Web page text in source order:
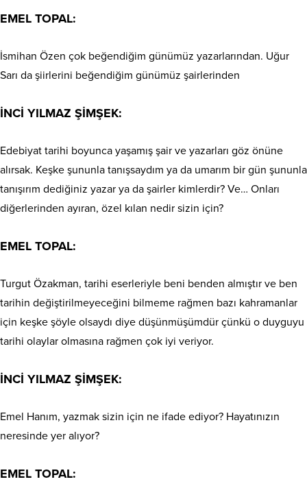
EMEL TOPAL:
İsmihan Özen çok beğendiğim günümüz yazarlarından. Uğur
Sarı da şiirlerini beğendiğim günümüz şairlerinden
İNCİ YILMAZ ŞİMŞEK:
Edebiyat tarihi boyunca yaşamış şair ve yazarları göz önüne
alırsak. Keşke şununla tanışsaydım ya da umarım bir gün şununla
tanışırım dediğiniz yazar ya da şairler kimlerdir? Ve… Onları
diğerlerinden ayıran, özel kılan nedir sizin için?
EMEL TOPAL:
Turgut Özakman, tarihi eserleriyle beni benden almıştır ve ben
tarihin değiştirilmeyeceğini bilmeme rağmen bazı kahramanlar
için keşke şöyle olsaydı diye düşünmüşümdür çünkü o duyguyu
tarihi olaylar olmasına rağmen çok iyi veriyor.
İNCİ YILMAZ ŞİMŞEK:
Emel Hanım, yazmak sizin için ne ifade ediyor? Hayatınızın
neresinde yer alıyor?
EMEL TOPAL: